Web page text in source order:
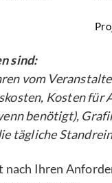
sind:
vom
Kosten für
benötigt),
tägliche
nach Ihren